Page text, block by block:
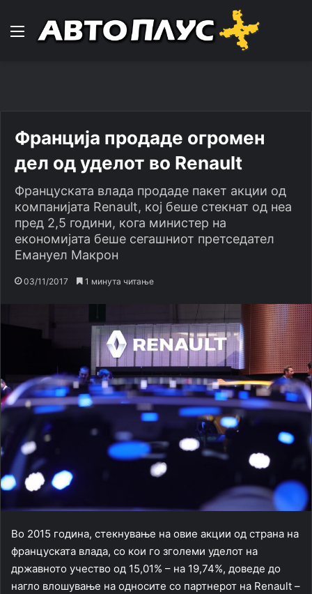
Навигација
Франција продаде огромен
дел од уделот во Renault
Француската влада продаде пакет акции од
компанијата Renault, кој беше стекнат од неа
пред 2,5 години, кога министер на
економијата беше сегашниот претседател
Емануел Макрон
03/11/2017 1 минута читање
Во 2015 година, стекнување на овие акции од страна на
француската влада, со кои го зголеми уделот на
државното учество од 15,01% – на 19,74%, доведе до
нагло влошување на односите со партнерот на Renault –